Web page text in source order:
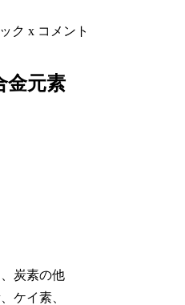
ク x コメント
金元素
炭素の他
ケイ素、